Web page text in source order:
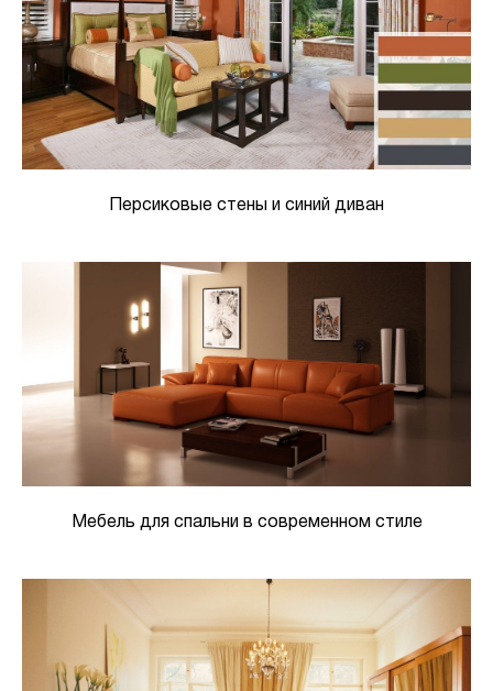
Персиковые стены и синий диван
Мебель для спальни в современном стиле